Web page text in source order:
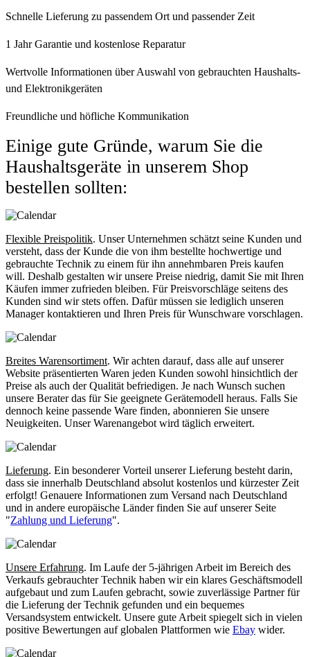
Schnelle Lieferung zu passendem Ort und passender Zeit
1 Jahr Garantie und kostenlose Reparatur
Wertvolle Informationen über Auswahl von gebrauchten Haushalts-
und Elektronikgeräten
Freundliche und höfliche Kommunikation
Einige gute Gründe, warum Sie die
Haushaltsgeräte in unserem Shop
bestellen sollten:
Flexible Preispolitik. Unser Unternehmen schätzt seine Kunden und
versteht, dass der Kunde die von ihm bestellte hochwertige und
gebrauchte Technik zu einem für ihn annehmbaren Preis kaufen
will. Deshalb gestalten wir unsere Preise niedrig, damit Sie mit Ihren
Käufen immer zufrieden bleiben. Für Preisvorschläge seitens des
Kunden sind wir stets offen. Dafür müssen sie lediglich unseren
Manager kontaktieren und Ihren Preis für Wunschware vorschlagen.
Breites Warensortiment. Wir achten darauf, dass alle auf unserer
Website präsentierten Waren jeden Kunden sowohl hinsichtlich der
Preise als auch der Qualität befriedigen. Je nach Wunsch suchen
unsere Berater das für Sie geeignete Gerätemodell heraus. Falls Sie
dennoch keine passende Ware finden, abonnieren Sie unsere
Neuigkeiten. Unser Warenangebot wird täglich erweitert.
Lieferung. Ein besonderer Vorteil unserer Lieferung besteht darin,
dass sie innerhalb Deutschland absolut kostenlos und kürzester Zeit
erfolgt! Genauere Informationen zum Versand nach Deutschland
und in andere europäische Länder finden Sie auf unserer Seite
"Zahlung und Lieferung".
Unsere Erfahrung. Im Laufe der 5-jährigen Arbeit im Bereich des
Verkaufs gebrauchter Technik haben wir ein klares Geschäftsmodell
aufgebaut und zum Laufen gebracht, sowie zuverlässige Partner für
die Lieferung der Technik gefunden und ein bequemes
Versandsystem entwickelt. Unsere gute Arbeit spiegelt sich in vielen
positive Bewertungen auf globalen Plattformen wie Ebay wider.